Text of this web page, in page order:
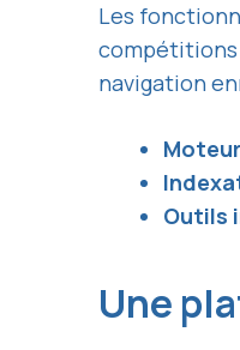
Les
compétitions
navigation
Outils
Une